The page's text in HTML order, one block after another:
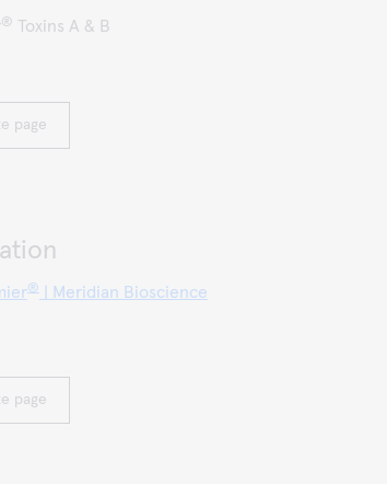
® Toxins A & B
page
®| Meridian Bioscience
page